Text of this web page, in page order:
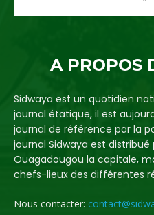
A PROPOS
Sidwaya est un quotidien
journal étatique, il est
journal de référence par la
journal Sidwaya est
Ouagadougou la capitale,
chefs-lieux des différentes
Nous contacter: